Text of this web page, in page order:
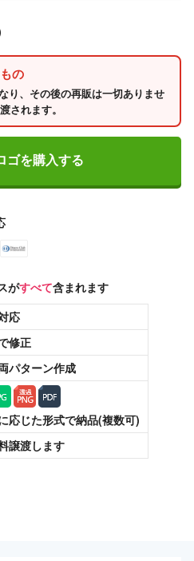
の
り、その後の再販は一切ありませ
されます。
ゴを購入する
がすべて含まれます
応
修正
パターン作成
応じた形式で納品(複数可)
譲渡します